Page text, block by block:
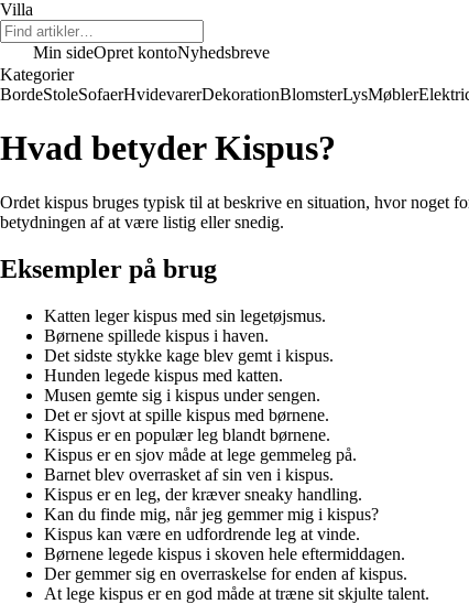
Villa
Min sideOpret kontoNyhedsbreve
Kategorier
BordeStoleSofaerHvidevarerDekorationBlomsterLysMøbler
Hvad betyder Kispus?
Ordet kispus bruges typisk til at beskrive en situation, hvor noget
betydningen af at være listig eller snedig.
Eksempler på brug
Katten leger kispus med sin legetøjsmus.
Børnene spillede kispus i haven.
Det sidste stykke kage blev gemt i kispus.
Hunden legede kispus med katten.
Musen gemte sig i kispus under sengen.
Det er sjovt at spille kispus med børnene.
Kispus er en populær leg blandt børnene.
Kispus er en sjov måde at lege gemmeleg på.
Barnet blev overrasket af sin ven i kispus.
Kispus er en leg, der kræver sneaky handling.
Kan du finde mig, når jeg gemmer mig i kispus?
Kispus kan være en udfordrende leg at vinde.
Børnene legede kispus i skoven hele eftermiddagen.
Der gemmer sig en overraskelse for enden af kispus.
At lege kispus er en god måde at træne sit skjulte talent.